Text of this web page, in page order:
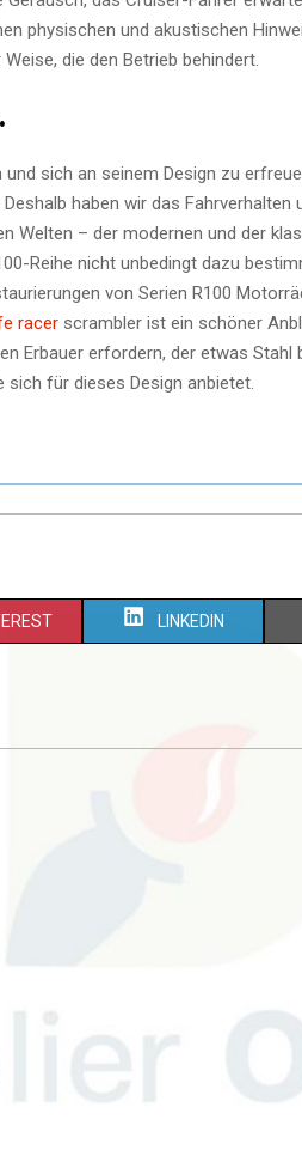
physischen und akustischen
die den Betrieb behindert.
sich an seinem Design zu
haben wir das Fahrverhalten
Welten – der modernen und der
Reihe nicht unbedingt dazu
von Serien R100
racer scrambler ist ein schöner
Erbauer erfordern, der etwas Stahl
für dieses Design anbietet.
LINKEDIN